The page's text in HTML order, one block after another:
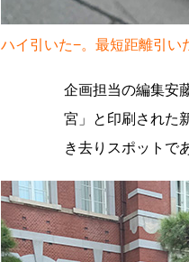
ハイ引いた−。最短距離引い
企画担当の編集安
宮」と印刷された
き去りスポットで